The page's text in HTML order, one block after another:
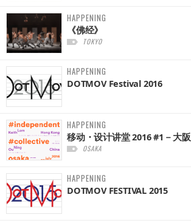
HAPPENING
《佛经》
TOKYO
HAPPENING
DOTMOV Festival 2016
HAPPENING
移动・设计讲堂 2016 #1－大阪
OSAKA
HAPPENING
DOTMOV FESTIVAL 2015